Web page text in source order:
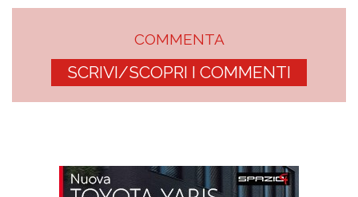
COMMENTA
SCRIVI/SCOPRI I COMMENTI